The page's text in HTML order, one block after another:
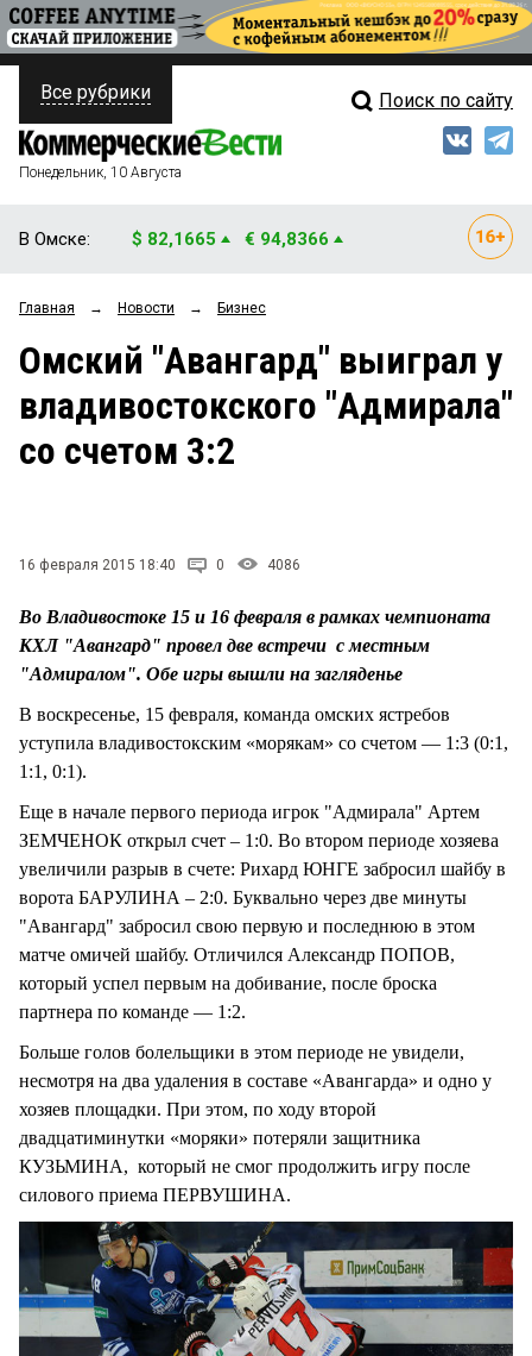
ПОЛИТИКА
ФИНАНСЫ
ОБЩЕСТВО
ЗАКОН
НОВОСТИ КОМПАНИЙ
Свежий выпуск
Рейтинги
Блоги
Все рубрики Поиск по сайту
Понедельник, 10 Августа
В Омске: $ 82,1665 € 94,8366
Главная → Новости → Бизнес
Омский "Авангард" выиграл у
владивостокского "Адмирала"
со счетом 3:2
16 февраля 2015 18:40 0 4086
Во Владивостоке 15 и 16 февраля в рамках чемпионата
КХЛ "Авангард" провел две встречи с местным
"Адмиралом". Обе игры вышли на загляденье
В воскресенье, 15 февраля, команда омских ястребов
уступила владивостокским «морякам» со счетом — 1:3 (0:1,
1:1, 0:1).
Еще в начале первого периода игрок "Адмирала" Артем
ЗЕМЧЕНОК открыл счет – 1:0. Во втором периоде хозяева
увеличили разрыв в счете: Рихард ЮНГЕ забросил шайбу в
ворота БАРУЛИНА – 2:0. Буквально через две минуты
"Авангард" забросил свою первую и последнюю в этом
матче омичей шайбу. Отличился Александр ПОПОВ,
который успел первым на добивание, после броска
партнера по команде — 1:2.
Больше голов болельщики в этом периоде не увидели,
несмотря на два удаления в составе «Авангарда» и одно у
хозяев площадки. При этом, по ходу второй
двадцатиминутки «моряки» потеряли защитника
КУЗЬМИНА, который не смог продолжить игру после
силового приема ПЕРВУШИНА.